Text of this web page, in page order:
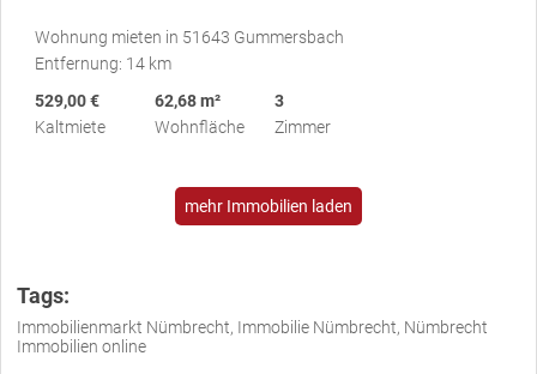
Wohnung mieten in 51643 Gummersbach
Entfernung: 14 km
529,00 €
Kaltmiete
62,68 m²
Wohnfläche
3
Zimmer
mehr Immobilien laden
Tags:
Immobilienmarkt Nümbrecht, Immobilie Nümbrecht, Nümbrecht
Immobilien online